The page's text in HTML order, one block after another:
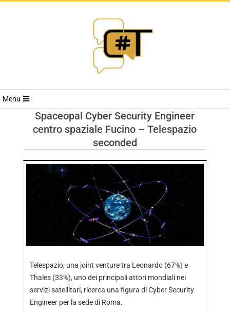
RIVISTA
TRENDS
Menu
Spaceopal Cyber Security Engineer
centro spaziale Fucino – Telespazio
seconded
Telespazio, una joint venture tra Leonardo (67%) e
Thales (33%), uno dei principali attori mondiali nei
servizi satellitari, ricerca una figura di Cyber Security
Engineer per la sede di Roma.